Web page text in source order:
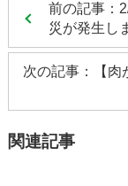
前の記事：
災が発生し
次の記事：【肉
関連記事